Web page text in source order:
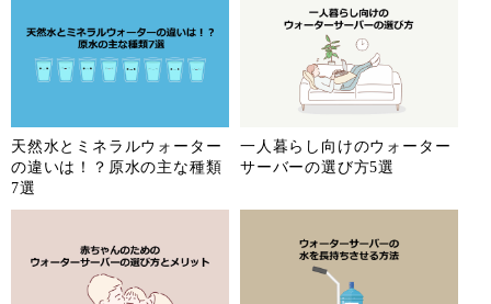
天然水とミネラルウォーター
の違いは！？原水の主な種類
7選
一人暮らし向けのウォーター
サーバーの選び方5選